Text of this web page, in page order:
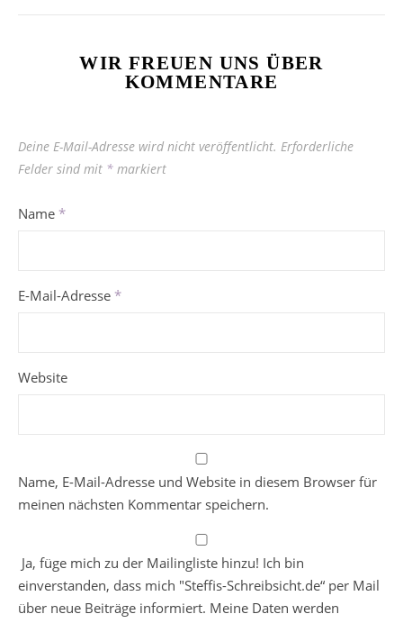
WIR FREUEN UNS ÜBER
KOMMENTARE
Deine E-Mail-Adresse wird nicht veröffentlicht. Erforderliche
Felder sind mit * markiert
Name *
E-Mail-Adresse *
Website
Name, E-Mail-Adresse und Website in diesem Browser für
meinen nächsten Kommentar speichern.
Ja, füge mich zu der Mailingliste hinzu! Ich bin
einverstanden, dass mich "Steffis-Schreibsicht.de“ per Mail
über neue Beiträge informiert. Meine Daten werden